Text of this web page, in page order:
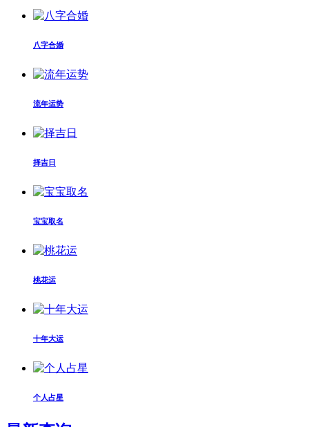
八字合婚
流年运势
择吉日
宝宝取名
桃花运
十年大运
个人占星